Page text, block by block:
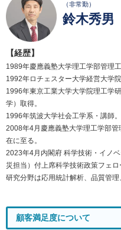
（非常勤）
鈴木秀男
【経歴】
1989年慶應義塾大学理工学部管理工
1992年ロチェスター大学経営大学院
1996年東京工業大学大学院理工学
学）取得。
1996年筑波大学社会工学系・講師
2008年4月慶應義塾大学理工学部
在に至る。
2023年4月内閣府 科学技術・イノ
災担当）付上席科学技術政策フェロ
研究分野は応用統計解析、品質管理
顧客満足度について